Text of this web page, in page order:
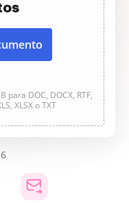
para DOC, DOCX, RTF,
XLSX o TXT